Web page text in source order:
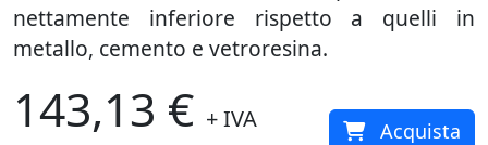
nettamente inferiore rispetto a quelli in
metallo, cemento e vetroresina.
143,13 € + IVA Acquista